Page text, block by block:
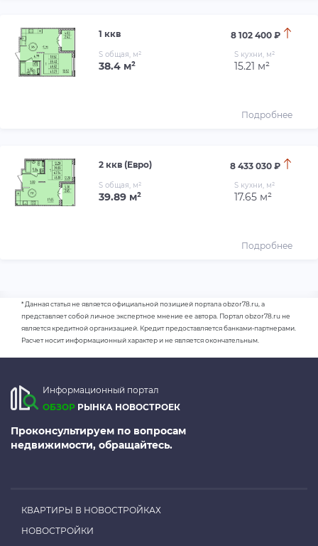
1 ккв 8 102 400 ₽
S общая, м²
38.4 м²
S кухни, м²
15.21 м²
Подробнее
2 ккв (Евро) 8 433 030 ₽
S общая, м²
39.89 м²
S кухни, м²
17.65 м²
Подробнее
* Данная статья не является официальной позицией портала obzor78.ru, а
представляет собой личное экспертное мнение ее автора. Портал obzor78.ru не
является кредитной организацией. Кредит предоставляется банками-партнерами.
Расчет носит информационный характер и не является окончательным.
Информационный портал
ОБЗОР РЫНКА НОВОСТРОЕК
Проконсультируем по вопросам
недвижимости, обращайтесь.
КВАРТИРЫ В НОВОСТРОЙКАХ
НОВОСТРОЙКИ